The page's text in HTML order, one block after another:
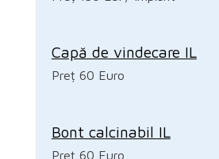
Capă de vindecare IL
Preț 60 Euro
Bont calcinabil IL
Preț 60 Euro